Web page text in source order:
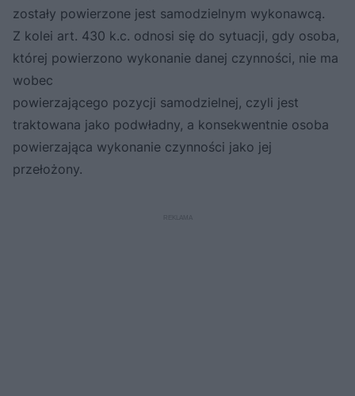
zostały powierzone jest samodzielnym wykonawcą.
Z kolei art. 430 k.c. odnosi się do sytuacji, gdy osoba,
której powierzono wykonanie danej czynności, nie ma
wobec
powierzającego pozycji samodzielnej, czyli jest
traktowana jako podwładny, a konsekwentnie osoba
powierzająca wykonanie czynności jako jej
przełożony.